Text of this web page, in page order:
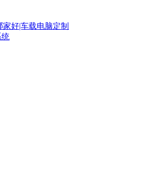
好|车载电脑定制
统